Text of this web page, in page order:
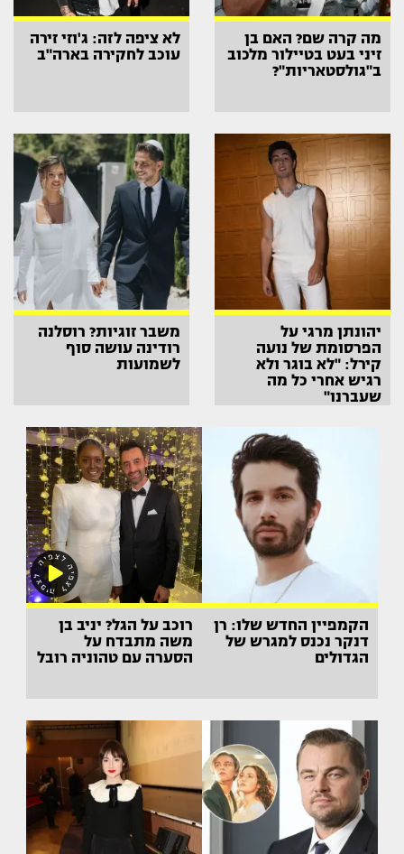
מה קרה שם? האם בן
זיני בעט בטיילור מלכוב
ב"גולסטאריות"?
לא ציפה לזה: ג'וזי זירה
עוכב לחקירה בארה"ב
יהונתן מרגי על
הפרסומת של נועה
קירל: "לא בוגר ולא
רגיש אחרי כל מה
שעברנו"
משבר זוגיות? רוסלנה
רודינה עושה סוף
לשמועות
הקמפיין החדש שלו: רן
דנקר נכנס למגרש של
הגדולים
רוכב על הגל? יניב בן
משה מתבדח על
הסערה עם טהוניה רובל